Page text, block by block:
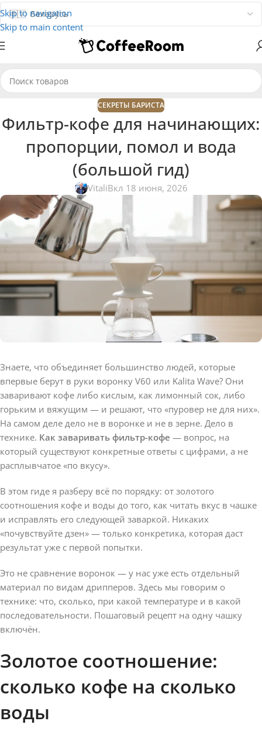
Skip to navigation
Skip to main content
СЕКРЕТЫ БАРИСТА
Фильтр-кофе для начинающих:
пропорции, помол и вода
(большой гид)
VitaliВкл 18 июня, 2026
Знаете, что объединяет большинство людей, которые
впервые берут в руки воронку V60 или Kalita Wave? Они
заваривают кофе либо кислым, как лимонный сок, либо
горьким и вяжущим — и решают, что «пуровер не для них».
На самом деле дело не в воронке и не в зерне. Дело в
технике. Как заваривать фильтр-кофе — вопрос, на
который существуют конкретные ответы с цифрами, а не
расплывчатое «по вкусу».
В этом гиде я разберу всё по порядку: от золотого
соотношения кофе и воды до того, как читать вкус в чашке
и исправлять его следующей заваркой. Никаких
«почувствуйте дзен» — только конкретика, которая даст
результат уже с первой попытки.
Это не сравнение воронок — у нас уже есть отдельный
материал по видам дрипперов. Здесь мы говорим о
технике: что, сколько, при какой температуре и в какой
последовательности. Пошаговый рецепт на одну чашку
включён.
Золотое соотношение:
сколько кофе на сколько
воды